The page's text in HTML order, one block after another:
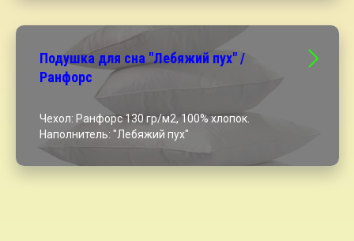
Подушка для сна "Лебяжий пух" /
Ранфорс
Чехол: Ранфорс 130 гр/м2, 100% хлопок.
Наполнитель: "Лебяжий пух"